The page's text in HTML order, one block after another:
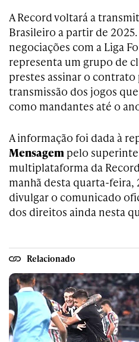
A Record voltará a
Brasileiro a partir de
negociações com a Liga
representa um grupo de
prestes assinar o contrato
transmissão dos jogos
como mandantes até o
A informação foi dada à
Mensagem pelo
multiplataforma da
manhã desta quarta-feira,
divulgar o comunicado
dos direitos ainda nesta
Relacionado